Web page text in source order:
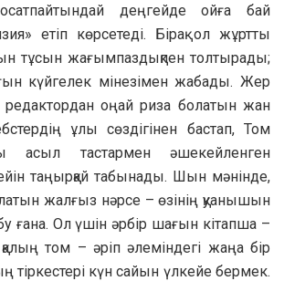
деңгейде ойға бай
етіп көрсетеді. Бірақ ол жұртты
тұсын жағымпаздықпен толтырады;
күйгелек мінезімен жабады. Жер
редактордан оңай риза болатын жан
ұлы сөздігінен бастап, Том
асыл тастармен әшекейленген
таңырқай табынады. Шын мәнінде,
жалғыз нәрсе – өзінің қуанышын
ғана. Ол үшін әрбір шағын кітапша –
том – әріп әлеміндегі жаңа бір
тіркестері күн сайын үлкейе бермек.